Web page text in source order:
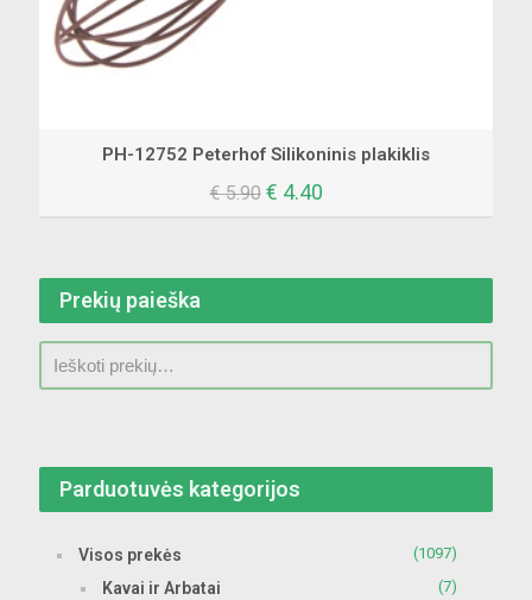
PH-12752 Peterhof Silikoninis plakiklis
€5.90 Original
€ 4.40Current
Prekių paieška
Parduotuvės kategorijos
Visos prekės (1097)
Kavai ir Arbatai (7)